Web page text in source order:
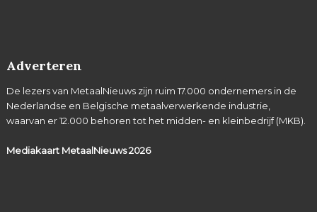
Adverteren
De lezers van MetaalNieuws zijn ruim 17.000 ondernemers in de
Nederlandse en Belgische metaalverwerkende industrie,
waarvan er 12.000 behoren tot het midden- en kleinbedrijf (MKB).
Mediakaart MetaalNieuws2026